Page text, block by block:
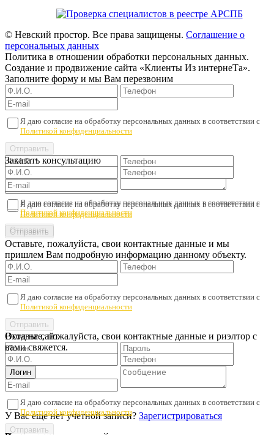
© Невский простор. Все права защищены. Соглашение о
персональных данных
Политика в отношении обработки персональных данных.
Создание и продвижение сайта «Клиенты Из интернеТа».
Заполните форму и мы Вам перезвоним
Я даю согласие на обработку персональных данных в соответствии с
Политикой конфиденциальности
Заказать консультацию
Я даю согласие на обработку персональных данных в соответствии с
Политикой конфиденциальности
Я даю согласие на обработку персональных данных в соответствии с
Политикой конфиденциальности
Оставьте, пожалуйста, свои контактные данные и мы
пришлем Вам подробную информацию данному объекту.
Я даю согласие на обработку персональных данных в соответствии с
Политикой конфиденциальности
Оставьте, пожалуйста, свои контактные данные и риэлтор с
вами свяжется.
Я даю согласие на обработку персональных данных в соответствии с
Политикой конфиденциальности
Вход на сайт
У Вас еще нет учетной записи? Зарегистрироваться